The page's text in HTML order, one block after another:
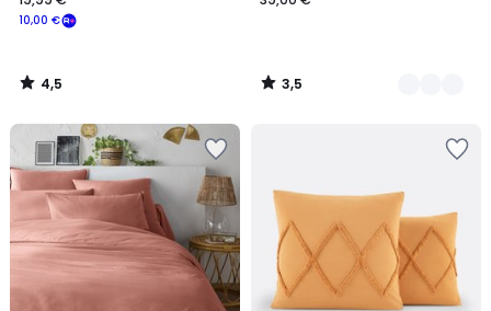
10,00 €
4,5
/
3,5
/